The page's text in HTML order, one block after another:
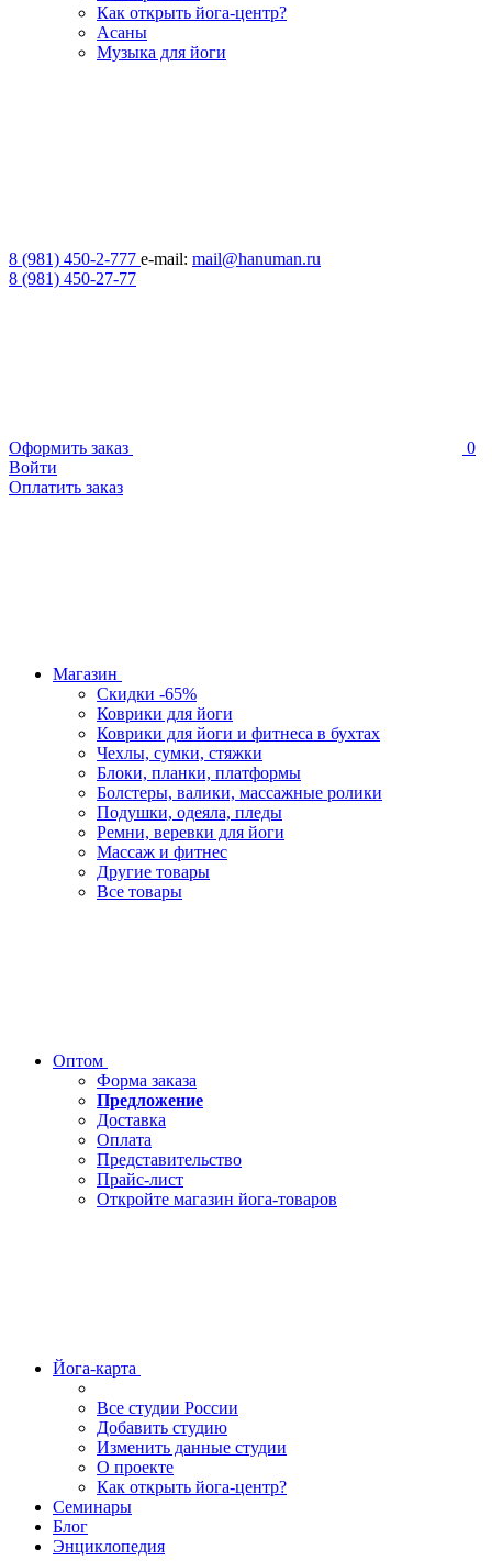
Как открыть йога-центр?
Асаны
Музыка для йоги
8 (981) 450-2-777 e-mail: mail@hanuman.ru
8 (981) 450-27-77
Оформить заказ
0
Войти
Оплатить заказ
Магазин
Скидки -65%
Коврики для йоги
Коврики для йоги и фитнеса в бухтах
Чехлы, сумки, стяжки
Блоки, планки, платформы
Болстеры, валики, массажные ролики
Подушки, одеяла, пледы
Ремни, веревки для йоги
Массаж и фитнес
Другие товары
Все товары
Оптом
Форма заказа
Предложение
Доставка
Оплата
Представительство
Прайс-лист
Откройте магазин йога-товаров
Йога-карта
Все студии России
Добавить студию
Изменить данные студии
О проекте
Как открыть йога-центр?
Семинары
Блог
Энциклопедия